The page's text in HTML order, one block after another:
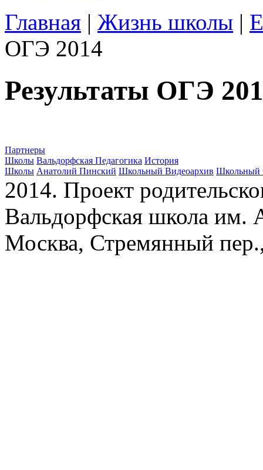
Главная | Жизнь школы |
ОГЭ 2014
Результаты ОГЭ
Партнеры
Школы Вальдорфская Педагогика История
Школы Анатолий Пинский Школьный Видеоархив Школьный
2014. Проект
Вальдорфская школа им.
Москва, Стремянный